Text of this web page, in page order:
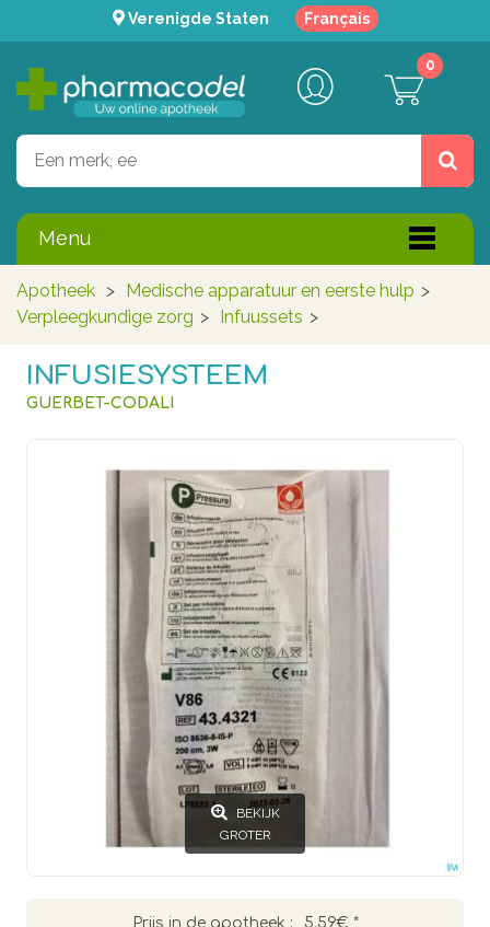
Verenigde Staten Français
0
Menu
Apotheek > Medische apparatuur en eerste hulp >
Verpleegkundige zorg > Infuussets >
INFUSIESYSTEEM
GUERBET-CODALI
BEKIJK
GROTER
Prijs in de apotheek : 5.59€ *